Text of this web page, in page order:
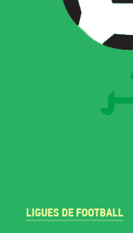
LIGUES DE FOOTBALL